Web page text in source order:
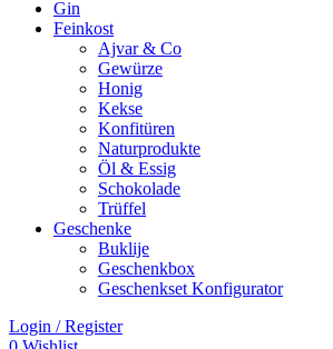
Gin
Feinkost
Ajvar & Co
Gewürze
Honig
Kekse
Konfitüren
Naturprodukte
Öl & Essig
Schokolade
Trüffel
Geschenke
Buklije
Geschenkbox
Geschenkset Konfigurator
Login / Register